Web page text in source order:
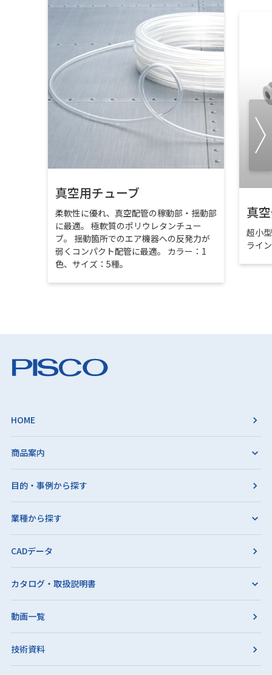
真空用チューブ
柔軟性に優れ、真空配管の稼動部・揺動部
に最適。 極軟質のポリウレタンチュー
ブ。 揺動箇所でのエア機器への反発力が
弱くコンパクト配管に最適。 カラー：1
色、サイズ：5種。
真
超小
ライ
HOME
商品案内
目的・事例から探す
業種から探す
CADデータ
カタログ・取扱説明書
動画一覧
技術資料